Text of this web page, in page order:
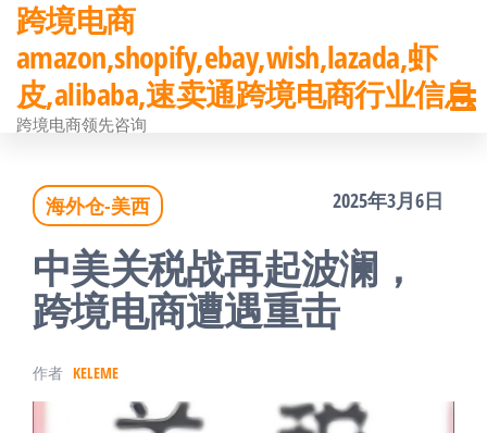
前
往
内
跨境电商
amazon,shopify,ebay,wish,lazada,虾
皮,alibaba,速卖通跨境电商行业信息
跨境电商领先咨询
海外仓-美西 2025年3月6日
中美关税战再起波澜，
跨境电商遭遇重击
作者 KELEME